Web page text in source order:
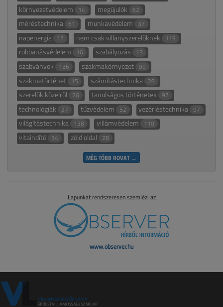
környezetvédelem 14 megújulók 62
méréstechnika 61 munkavédelem 37
napenergia 17 nem csak villanyszerelőknek 119
robbanásvédelem 16 szabályozás 13
szabványok 136 szakmakörnyezet 99
szakmatörténet 15 számítástechnika 28
szerelők közelről 26 tanulságos történetek 97
technológiák 27 tűzvédelem 52 vezérléstechnika 97
világítástechnika 138 villámvédelem 110
vitaindító 34 zöld oldal 28
MÉG TÖBB ROVAT →
Lapunkat rendszeresen szemlézi az
www.observer.hu